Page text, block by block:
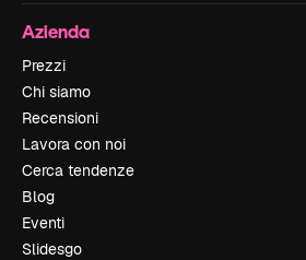
Azienda
Prezzi
Chi siamo
Recensioni
Lavora con noi
Cerca tendenze
Blog
Eventi
Slidesgo